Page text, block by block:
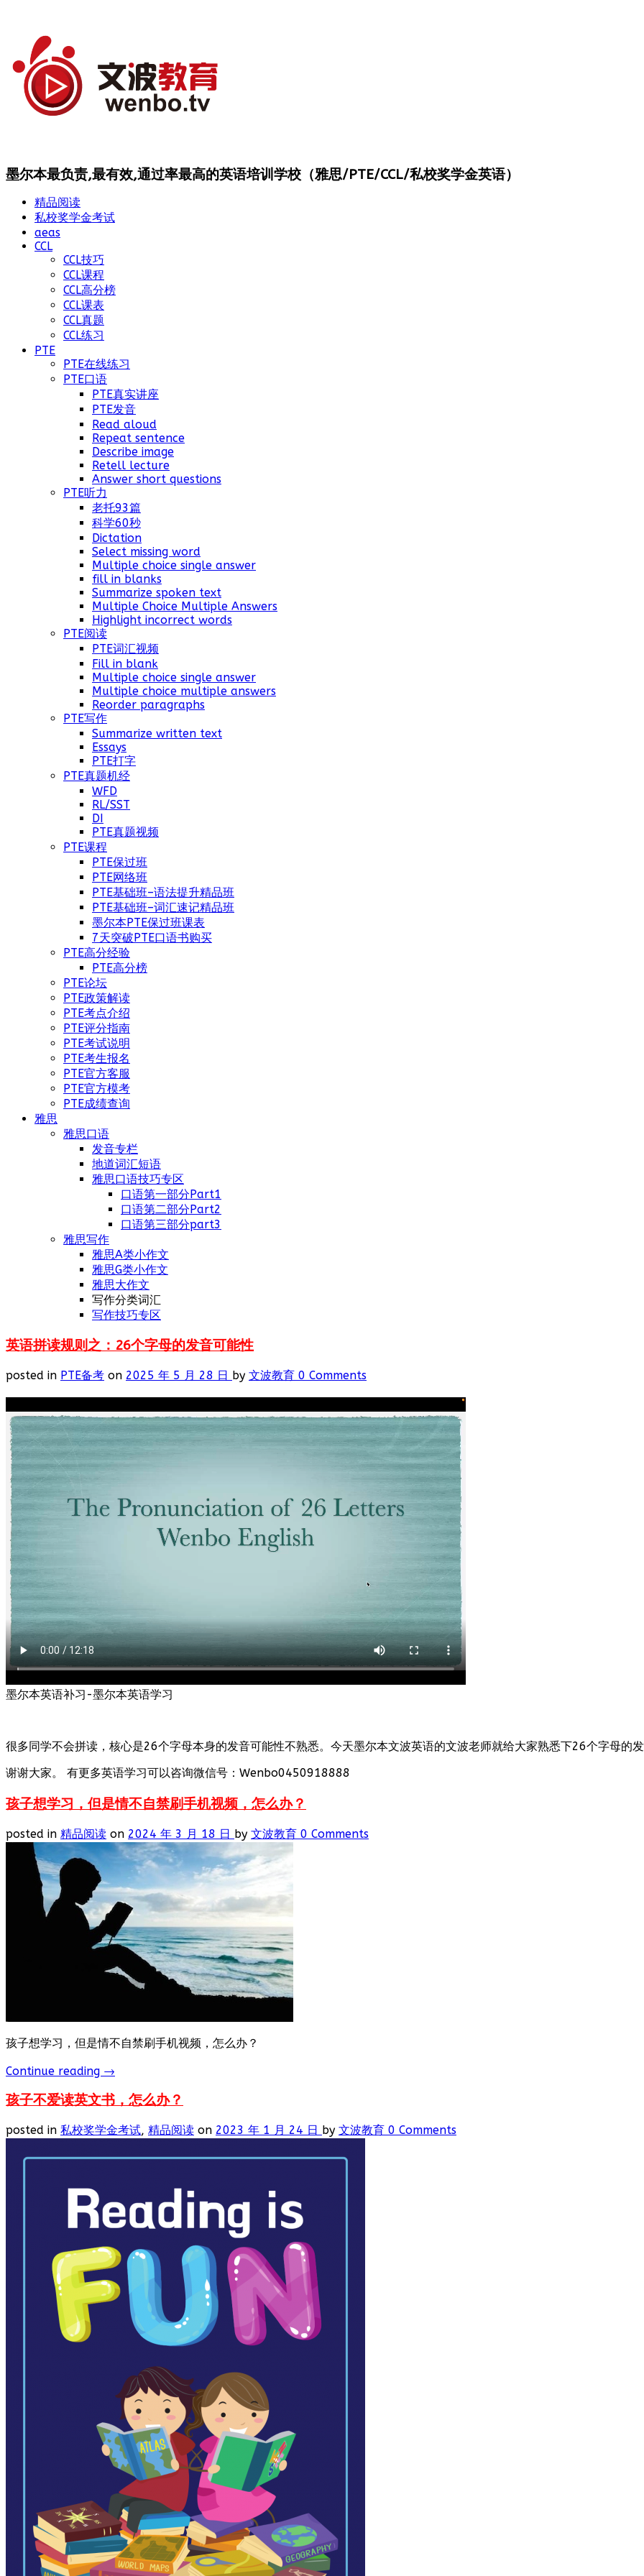
墨尔本最负责,最有效,通过率最高的英语培训学校（雅思/PTE/CCL/私校奖学金英语）
精品阅读
私校奖学金考试
aeas
CCL
CCL技巧
CCL课程
CCL高分榜
CCL课表
CCL真题
CCL练习
PTE
PTE在线练习
PTE口语
PTE真实讲座
PTE发音
Read aloud
Repeat sentence
Describe image
Retell lecture
Answer short questions
PTE听力
老托93篇
科学60秒
Dictation
Select missing word
Multiple choice single answer
fill in blanks
Summarize spoken text
Multiple Choice Multiple Answers
Highlight incorrect words
PTE阅读
PTE词汇视频
Fill in blank
Multiple choice single answer
Multiple choice multiple answers
Reorder paragraphs
PTE写作
Summarize written text
Essays
PTE打字
PTE真题机经
WFD
RL/SST
DI
PTE真题视频
PTE课程
PTE保过班
PTE网络班
PTE基础班–语法提升精品班
PTE基础班–词汇速记精品班
墨尔本PTE保过班课表
7天突破PTE口语书购买
PTE高分经验
PTE高分榜
PTE论坛
PTE政策解读
PTE考点介绍
PTE评分指南
PTE考试说明
PTE考生报名
PTE官方客服
PTE官方模考
PTE成绩查询
雅思
雅思口语
发音专栏
地道词汇短语
雅思口语技巧专区
口语第一部分Part1
口语第二部分Part2
口语第三部分part3
雅思写作
雅思A类小作文
雅思G类小作文
雅思大作文
写作分类词汇
写作技巧专区
英语拼读规则之：26个字母的发音可能性
posted in PTE备考 on 2025 年 5 月 28 日 by 文波教育 0 Comments
墨尔本英语补习-墨尔本英语学习
很多同学不会拼读，核心是26个字母本身的发音可能性不熟悉。今天墨尔本文波英语的文波老师就给大家熟悉下26个字母的发
谢谢大家。 有更多英语学习可以咨询微信号：Wenbo0450918888
孩子想学习，但是情不自禁刷手机视频，怎么办？
posted in 精品阅读 on 2024 年 3 月 18 日 by 文波教育 0 Comments
孩子想学习，但是情不自禁刷手机视频，怎么办？
Continue reading →
孩子不爱读英文书，怎么办？
posted in 私校奖学金考试, 精品阅读 on 2023 年 1 月 24 日 by 文波教育 0 Comments